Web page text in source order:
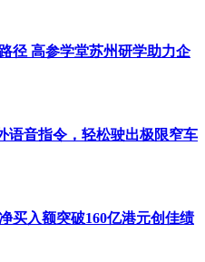
径 高参学堂苏州研学助力企
语音指令，轻松驶出极限窄车
买入额突破160亿港元创佳绩